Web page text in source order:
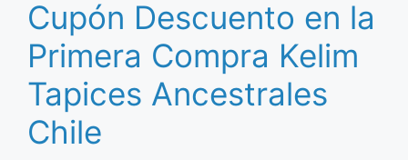
Cupón Descuento en la
Primera Compra Kelim
Tapices Ancestrales
Chile